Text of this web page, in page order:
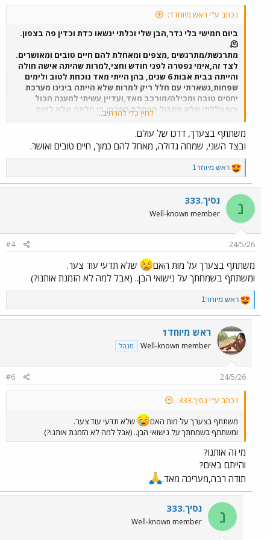
נכתב ע"י ראש מיוחד1:
ביום חמישי בלי נדר,הבן שלי וכלתי ינשאו כדת וכדין פה בצפון.
🫠
מתרגשת/מתרגשים ,מצפים ומאחלת להם חיים טובים ומאושרים.
לצד זה,אימי נפטרה לפני חודש וחצי,למרות שהיתה אישה חולה
והייתה בבית אבות 6 שנים, בהן הייתי מאד נוכחת לטוב ולימים
שפחות,נשארתי עם חלל ריק למרות שלא הייתה בינינו מערכת
יחסים טובה ומכילה/מורכב מאד,ועדיין,עשיתי למענה הכול
והתפללתי שלא תסבול ממחלת הסרטן בו חלתה,אלא למות
ריקנות שלא חשבתי שארגיש.
שבת מבורכת
לחץ כדי להרחיב...
משתתף בצערך, דרכו של עולם.
ובצד השני, שמחה גדולה, מאחל להם כמוך, חיים טובים ואושר.
R
e
a
i
n
s
ראש מיוחד1
נ נסיך.333
Well-known member
24/5/26
#4
משתתף בצערך על מות האם
שלא תדעי עוד צער.
ומשתתף בשמחתך על נישואי הבן.. (אבל למה לא הזמנת אותנו?)
R
e
a
c
t
i
o
n
s
ראש מיוחד1
ראש מיוחד1
Well-known member מנהל
24/5/26
#6
נכתב ע"י נסיך.333:
משתתף בצערך על מות האם
שלא תדעי עוד צער.
ומשתתף בשמחתך על נישואי הבן.. (אבל למה לא הזמנת אותנו?)
מי זה אותנו?
והייתם באים?
תודה רבה,מעריכה מאד.
נ נסיך.333
Well-known member